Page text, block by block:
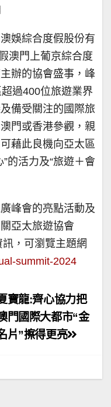
娛綜合度假股份有
澳門上葡京綜合度
辦的協會盛事，峰
過400位旅遊業界
備受關注的國際旅
門或香港參觀，親
藉此良機向亞太區
的活力及“旅遊＋會
峰會的亮點活動及
亞太旅遊協會
，可瀏覽主題網
summit-2024
寶龍:齊心協力把
門國際大都市“金
片”擦得更亮